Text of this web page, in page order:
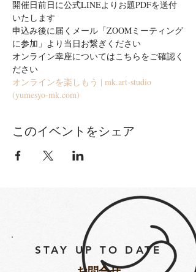
開催日前日に公式LINEよりお題PDFを送付
いたします
申込み後に届くメール「ZOOMミーティング
に参加」より当日お繋ぎください
オンライン幸座についてはこちらをご確認く
ださい
オンラインを楽しもう | mk.art-studio
(yumesyo-mk.com)
このイベントをシェア
STAY UP TO DATE